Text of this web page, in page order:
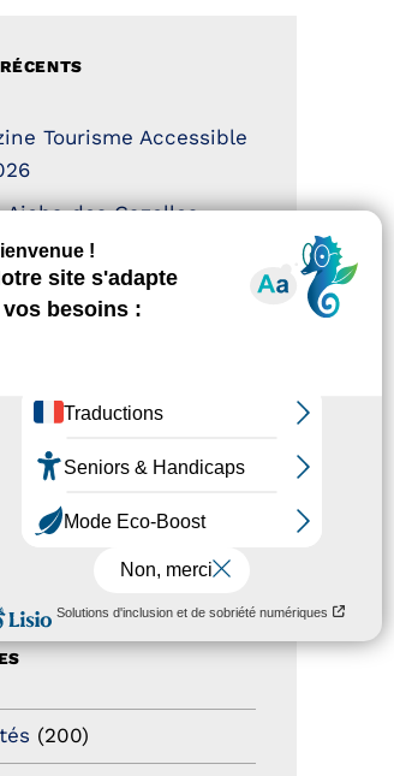
Tourisme Accessible
Aicha des Gazelles –
Communication
Horizons – Acteurs
Durable
– flyer
label Tourisme &
(200)